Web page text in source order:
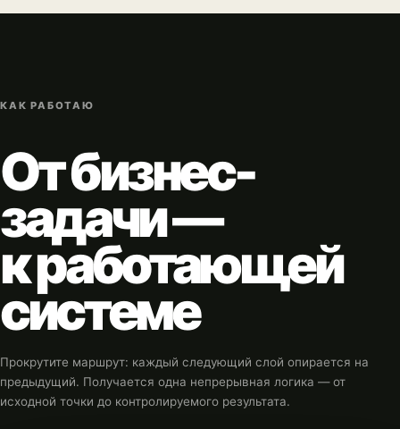
КАК РАБОТАЮ
От бизнес-
задачи —
к работающей
системе
Прокрутите маршрут: каждый следующий слой опирается на
предыдущий. Получается одна непрерывная логика — от
исходной точки до контролируемого результата.